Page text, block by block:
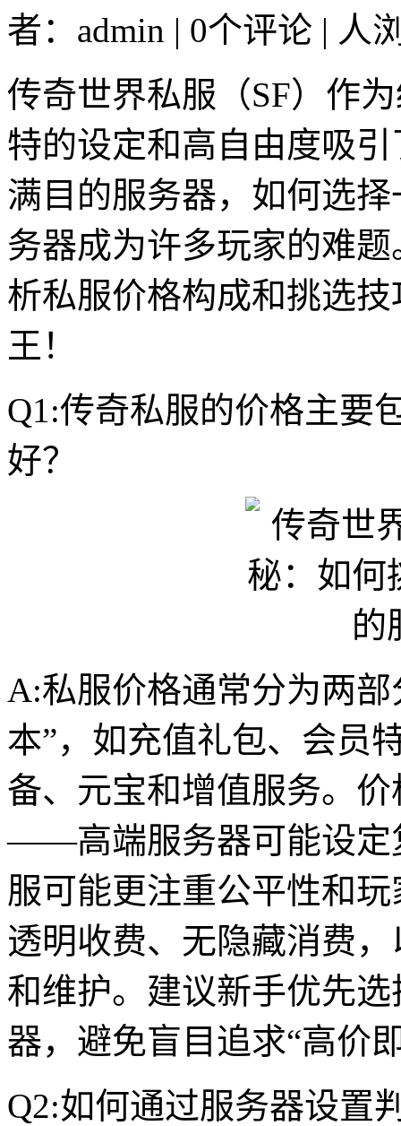
者：admin | 0个评论 | 人
传奇世界私服（SF）作
特的设定和高自由度吸
满目的服务器，如何选
务器成为许多玩家的难
析私服价格构成和挑选
王！
Q1:传奇私服的价格主要
好？
A:私服价格通常分为两
本”，如充值礼包、会员
备、元宝和增值服务。
——高端服务器可能设定
服可能更注重公平性和
透明收费、无隐藏消费
和维护。建议新手优先
器，避免盲目追求“高价
Q2:如何通过服务器设置